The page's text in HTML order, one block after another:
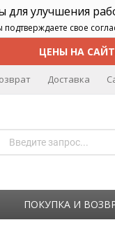
улучшения
свое
ЦЕНЫ НА
Доставка
ПОКУПКА И